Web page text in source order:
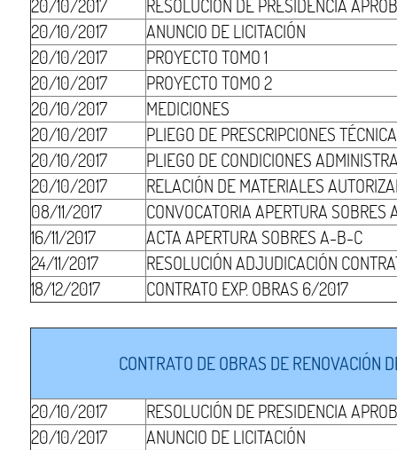
20/10/2017
RESOLUCIÓN DE PRESIDENCIA
20/10/2017
ANUNCIO DE LICITACIÓN
20/10/2017
PROYECTO TOMO 1
20/10/2017
PROYECTO TOMO 2
20/10/2017
MEDICIONES
20/10/2017
PLIEGO DE PRESCRIPCIONES
20/10/2017
PLIEGO DE CONDICIONES
20/10/2017
RELACIÓN DE MATERIALES
08/11/2017
CONVOCATORIA APERTURA
16/11/2017
ACTA APERTURA SOBRES A-B-C
24/11/2017
RESOLUCIÓN ADJUDICACIÓN
18/12/2017
CONTRATO EXP. OBRAS 6/2017
CONTRATO DE OBRAS DE RENOVACIÓN
20/10/2017
RESOLUCIÓN DE PRESIDENCIA
20/10/2017
ANUNCIO DE LICITACIÓN